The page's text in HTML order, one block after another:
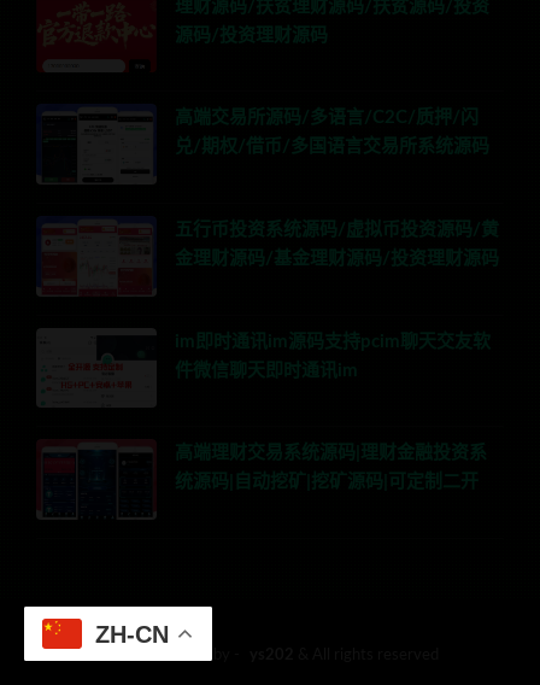
理财源码/扶贫理财源码/扶贫源码/投资
源码/投资理财源码
高端交易所源码/多语言/C2C/质押/闪
兑/期权/借币/多国语言交易所系统源码
五行币投资系统源码/虚拟币投资源码/黄
金理财源码/基金理财源码/投资理财源码
im即时通讯im源码支持pcim聊天交友软
件微信聊天即时通讯im
高端理财交易系统源码|理财金融投资系
统源码|自动挖矿|挖矿源码|可定制二开
ZH-CN